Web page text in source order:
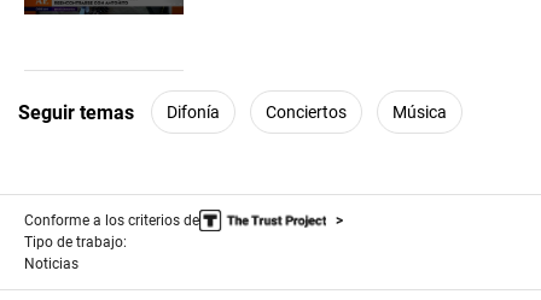
minute,
11
Seguir temas Difonía Conciertos Música
Conforme a los criterios de
Tipo de trabajo:
Noticias